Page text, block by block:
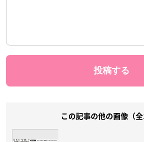
この記事の他の画像（全